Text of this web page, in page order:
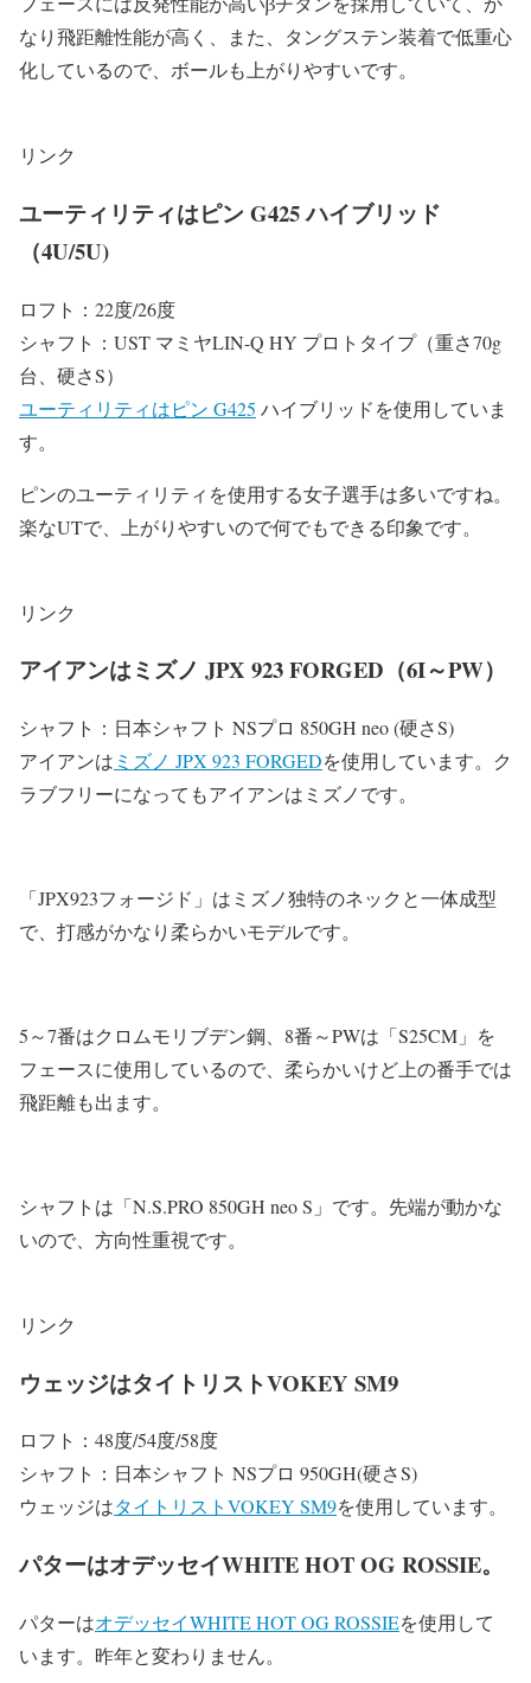
なり飛距離性能が高く、また、タングステン装着で低重心
化しているので、ボールも上がりやすいです。
リンク
ユーティリティはピン G425 ハイブリッド
（4U/5U)
ロフト：22度/26度
シャフト：UST マミヤLIN-Q HY プロトタイプ（重さ70g
台、硬さS）
ユーティリティはピン G425 ハイブリッドを使用していま
す。
ピンのユーティリティを使用する女子選手は多いですね。
楽なUTで、上がりやすいので何でもできる印象です。
リンク
アイアンはミズノ JPX 923 FORGED（6I～PW）
シャフト：日本シャフト NSプロ 850GH neo (硬さS)
アイアンは ミズノ JPX 923 FORGEDを使用しています。ク
ラブフリーになってもアイアンはミズノです。
「JPX923フォージド」はミズノ独特のネックと一体成型
で、打感がかなり柔らかいモデルです。
5～7番はクロムモリブデン鋼、8番～PWは「S25CM」を
フェースに使用しているので、柔らかいけど上の番手では
飛距離も出ます。
シャフトは「N.S.PRO 850GH neo S」です。先端が動かな
いので、方向性重視です。
リンク
ウェッジはタイトリストVOKEY SM9
ロフト：48度/54度/58度
シャフト：日本シャフト NSプロ 950GH(硬さS)
ウェッジはタイトリストVOKEY SM9を使用しています。
パターはオデッセイWHITE HOT OG ROSSIE。
パターはオデッセイWHITE HOT OG ROSSIEを使用して
います。昨年と変わりません。